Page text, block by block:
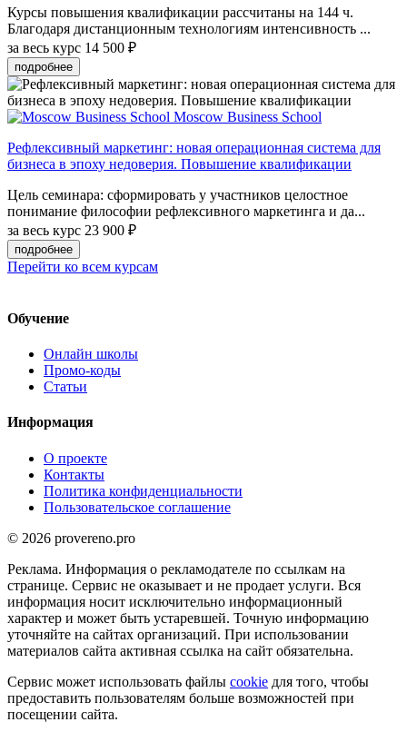
Курсы повышения квалификации рассчитаны на 144 ч.
Благодаря дистанционным технологиям интенсивность ...
за весь курс 14 500 ₽
подробнее
Moscow Business School
Рефлексивный маркетинг: новая операционная система для
бизнеса в эпоху недоверия. Повышение квалификации
Цель семинара: сформировать у участников целостное
понимание философии рефлексивного маркетинга и да...
за весь курс 23 900 ₽
подробнее
Перейти ко всем курсам
Обучение
Онлайн школы
Промо-коды
Статьи
Информация
О проекте
Контакты
Политика конфиденциальности
Пользовательское соглашение
© 2026 provereno.pro
Реклама. Информация о рекламодателе по ссылкам на
странице. Сервис не оказывает и не продает услуги. Вся
информация носит исключительно информационный
характер и может быть устаревшей. Точную информацию
уточняйте на сайтах организаций. При использовании
материалов сайта активная ссылка на сайт обязательна.
Сервис может использовать файлы cookie для того, чтобы
предоставить пользователям больше возможностей при
посещении сайта.